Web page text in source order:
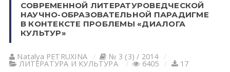
СОВРЕМЕННОЙ ЛИТЕРАТУРОВЕДЧЕСКОЙ
НАУЧНО-ОБРАЗОВАТЕЛЬНОЙ ПАРАДИГМЕ
В КОНТЕКСТЕ ПРОБЛЕМЫ «ДИАЛОГА
КУЛЬТУР»
Natalya PETRUXINА № 3 (3) / 2014
ЛИТЕРАТУРА И КУЛЬТУРА 6405 17